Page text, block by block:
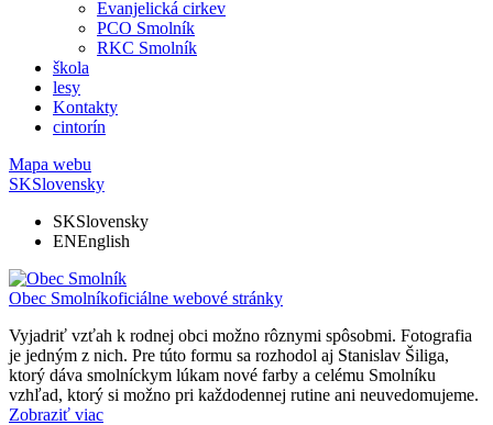
Evanjelická cirkev
PCO Smolník
RKC Smolník
škola
lesy
Kontakty
cintorín
Mapa webu
SKSlovensky
SKSlovensky
ENEnglish
Obec Smolníkoficiálne webové stránky
Vyjadriť vzťah k rodnej obci možno rôznymi spôsobmi. Fotografia
je jedným z nich. Pre túto formu sa rozhodol aj Stanislav Šiliga,
ktorý dáva smolníckym lúkam nové farby a celému Smolníku
vzhľad, ktorý si možno pri každodennej rutine ani neuvedomujeme.
Zobraziť viac